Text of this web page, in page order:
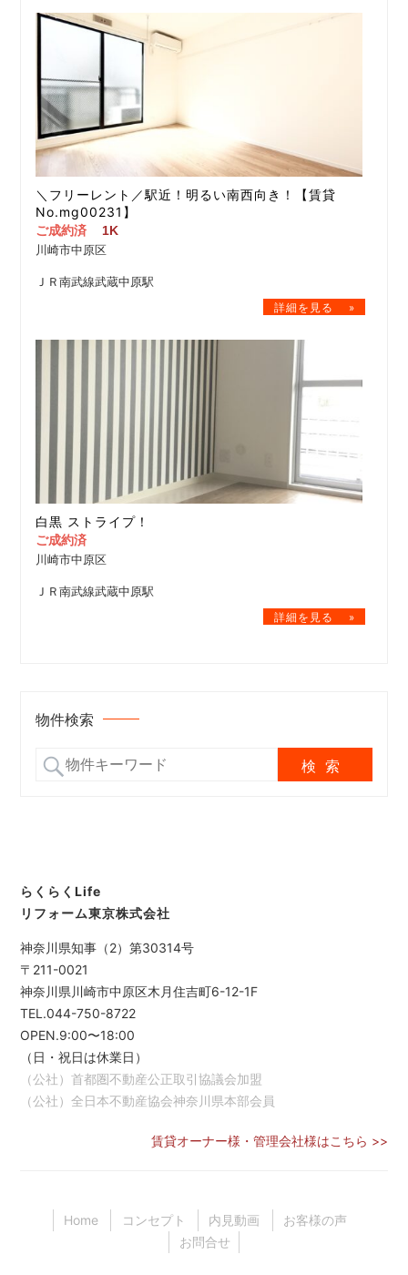
＼フリーレント／駅近！明るい南西向き！【賃貸
No.mg00231】
ご成約済
1K
川崎市中原区
ＪＲ南武線武蔵中原駅
白黒 ストライプ！
ご成約済
川崎市中原区
ＪＲ南武線武蔵中原駅
物件検索
らくらくLife
リフォーム東京株式会社
神奈川県知事（2）第30314号
〒211-0021
神奈川県川崎市中原区木月住吉町6-12-1F
TEL.044-750-8722
OPEN.9:00〜18:00
（日・祝日は休業日）
（公社）首都圏不動産公正取引協議会加盟
（公社）全日本不動産協会神奈川県本部会員
賃貸オーナー様・管理会社様はこちら >>
Home コンセプト 内見動画
お客様の声
お問合せ